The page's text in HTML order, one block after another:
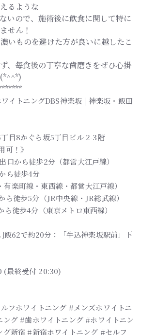
るような
いので、施術後に飲食に関して特に
せん！
いものを避けた方が良いに越したこ
、毎食後の丁寧な歯磨きをぜひ心掛
イトニングDBS神楽坂 | 神楽坂・飯田
目8かぐら坂5丁目ビル 2-3階
可！》
から徒歩2分（都営大江戸線）
ら徒歩4分
有楽町線・東西線・都営大江戸線）
徒歩5分（JR中央線・JR総武線）
徒歩4分（東京メトロ東西線）
62で約20分：「牛込神楽坂駅前」下
(最終受付 20:30)
フホワイトニング #メンズホワイトニ
ング #歯ホワイトニング #ホワイトニン
グ新宿 #新宿ホワイトニング #セルフ